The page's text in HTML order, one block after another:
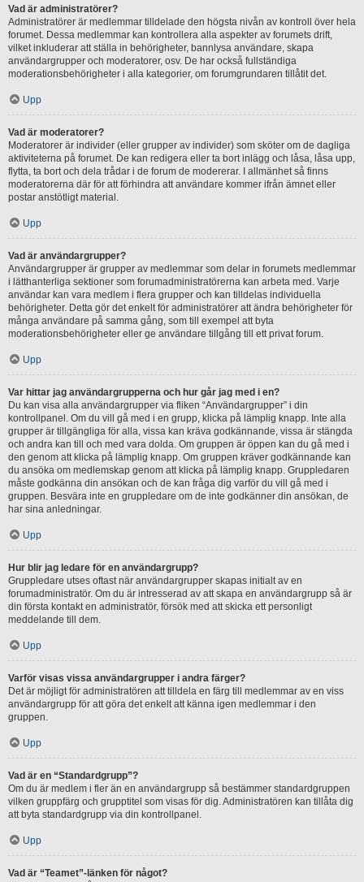
Vad är administratörer?
Administratörer är medlemmar tilldelade den högsta nivån av kontroll över hela
forumet. Dessa medlemmar kan kontrollera alla aspekter av forumets drift,
vilket inkluderar att ställa in behörigheter, bannlysa användare, skapa
användargrupper och moderatorer, osv. De har också fullständiga
moderationsbehörigheter i alla kategorier, om forumgrundaren tillåtit det.
Upp
Vad är moderatorer?
Moderatorer är individer (eller grupper av individer) som sköter om de dagliga
aktiviteterna på forumet. De kan redigera eller ta bort inlägg och låsa, låsa upp,
flytta, ta bort och dela trådar i de forum de modererar. I allmänhet så finns
moderatorerna där för att förhindra att användare kommer ifrån ämnet eller
postar anstötligt material.
Upp
Vad är användargrupper?
Användargrupper är grupper av medlemmar som delar in forumets medlemmar
i lätthanterliga sektioner som forumadministratörerna kan arbeta med. Varje
användar kan vara medlem i flera grupper och kan tilldelas individuella
behörigheter. Detta gör det enkelt för administratörer att ändra behörigheter för
många användare på samma gång, som till exempel att byta
moderationsbehörigheter eller ge användare tillgång till ett privat forum.
Upp
Var hittar jag användargrupperna och hur går jag med i en?
Du kan visa alla användargrupper via fliken “Användargrupper” i din
kontrollpanel. Om du vill gå med i en grupp, klicka på lämplig knapp. Inte alla
grupper är tillgängliga för alla, vissa kan kräva godkännande, vissa är stängda
och andra kan till och med vara dolda. Om gruppen är öppen kan du gå med i
den genom att klicka på lämplig knapp. Om gruppen kräver godkännande kan
du ansöka om medlemskap genom att klicka på lämplig knapp. Gruppledaren
måste godkänna din ansökan och de kan fråga dig varför du vill gå med i
gruppen. Besvära inte en gruppledare om de inte godkänner din ansökan, de
har sina anledningar.
Upp
Hur blir jag ledare för en användargrupp?
Gruppledare utses oftast när användargrupper skapas initialt av en
forumadministratör. Om du är intresserad av att skapa en användargrupp så är
din första kontakt en administratör, försök med att skicka ett personligt
meddelande till dem.
Upp
Varför visas vissa användargrupper i andra färger?
Det är möjligt för administratören att tilldela en färg till medlemmar av en viss
användargrupp för att göra det enkelt att känna igen medlemmar i den
gruppen.
Upp
Vad är en “Standardgrupp”?
Om du är medlem i fler än en användargrupp så bestämmer standardgruppen
vilken gruppfärg och grupptitel som visas för dig. Administratören kan tillåta dig
att byta standardgrupp via din kontrollpanel.
Upp
Vad är “Teamet”-länken för något?